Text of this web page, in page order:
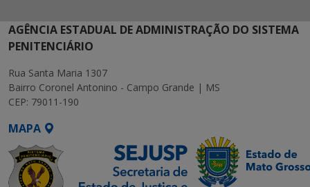
AGÊNCIA ESTADUAL DE ADMINISTRAÇÃO DO SISTEMA
PENITENCIÁRIO
Rua Santa Maria 1307
Bairro Coronel Antonino - Campo Grande | MS
CEP: 79011-190
MAPA